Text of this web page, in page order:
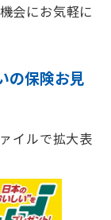
会にお気軽に
の保険お見
イルで拡大表